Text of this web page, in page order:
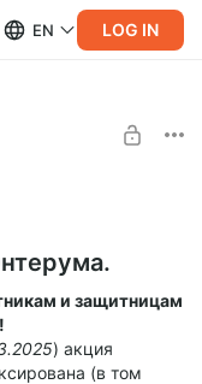
EN LOG IN
и защитницам
) акция
(в том